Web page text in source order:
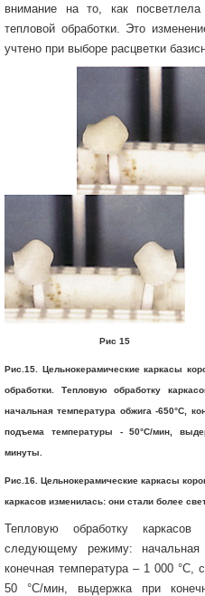
внимание на то, как
тепловой обработки. Это
учтено при выборе расцветки
Рис 15
Рис.15. Цельнокерамические каркасы
обработки. Тепловую обработку
начальная температура обжига -650°С,
подъема температуры - 50°С/мин,
минуты.
Рис.16. Цельнокерамические каркасы
каркасов изменилась: они стали более
Тепловую обработку каркасов
следующему режиму: начальная
конечная температура – 1 000 °С,
50 °С/мин, выдержка при